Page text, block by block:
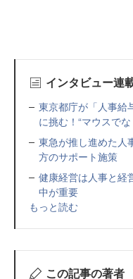
インタビュー連
東京都庁が「人事給
に挑む！“マウスで
東急が推し進めた人
方のサポート施策
健康経営は人事と経
中が重要
もっと読む
この記事の著者